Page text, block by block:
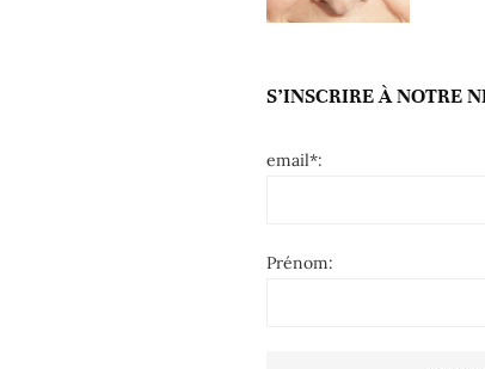
S’INSCRIRE À NOTRE
email*:
Prénom: